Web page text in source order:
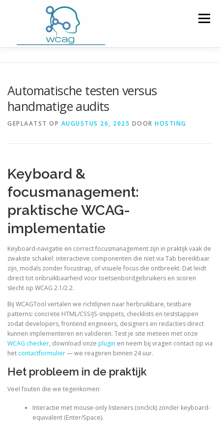
Menu
WCAG CHECKER / VALIDATOR
Automatische testen versus
handmatige audits
GEPLAATST OP AUGUSTUS 26, 2025 DOOR HOSTING
Keyboard &
focusmanagement:
praktische WCAG-
implementatie
Keyboard-navigatie en correct focusmanagement zijn in praktijk vaak de
zwakste schakel: interactieve componenten die niet via Tab bereikbaar
zijn, modals zonder focustrap, of visuele focus die ontbreekt. Dat leidt
direct tot onbruikbaarheid voor toetsenbordgebruikers en scoren
slecht op WCAG 2.1/2.2.
Bij WCAGTool vertalen we richtlijnen naar herbruikbare, testbare
patterns: concrete HTML/CSS/JS-snippets, checklists en teststappen
zodat developers, frontend engineers, designers en redacties direct
kunnen implementeren en valideren. Test je site meteen met onze
WCAG checker, download onze plugin en neem bij vragen contact op via
het contactformulier— we reageren binnen 24 uur.
Het probleem in de praktijk
Veel fouten die we tegenkomen:
Interactie met mouse-only listeners (onclick) zonder keyboard-
equivalent (Enter/Space).